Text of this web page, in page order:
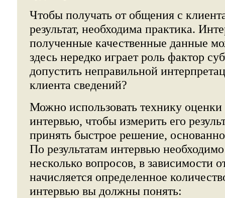
Чтобы получать от общения с
результат, необходима практика.
полученные качественные данные
здесь нередко играет роль фактор
допустить неправильной
клиента сведений?
Можно использовать технику
интервью, чтобы измерить его
принять быстрое решение,
По результатам интервью необходимо
несколько вопросов, в зависимости
начисляется определенное
интервью вы должны понять: